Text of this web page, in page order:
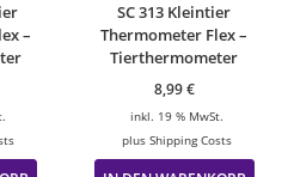
–
SC 313 Kleintier
Thermometer Flex –
Tierthermometer
8,99€
inkl. 19 % MwSt.
plus Shipping Costs